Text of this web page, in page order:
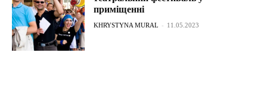
приміщенні
KHRYSTYNA MURAL - 11.05.2023